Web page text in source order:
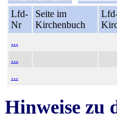
Lfd-
Nr
Seite im
Kirchenbuch
...
...
...
Hinweise zu